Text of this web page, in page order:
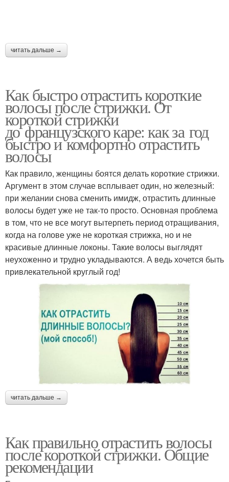
читать дальше →
Как быстро отрастить короткие
волосы после стрижки. От
короткой стрижки
до французского каре: как за год
быстро и комфортно отрастить
волосы
Как правило, женщины боятся делать короткие стрижки.
Аргумент в этом случае всплывает один, но железный:
при желании снова сменить имидж, отрастить длинные
волосы будет уже не так-то просто. Основная проблема
в том, что не все могут вытерпеть период отращивания,
когда на голове уже не короткая стрижка, но и не
красивые длинные локоны. Такие волосы выглядят
неухоженно и трудно укладываются. А ведь хочется быть
привлекательной круглый год!
читать дальше →
Как правильно отрастить волосы
после короткой стрижки. Общие
рекомендации